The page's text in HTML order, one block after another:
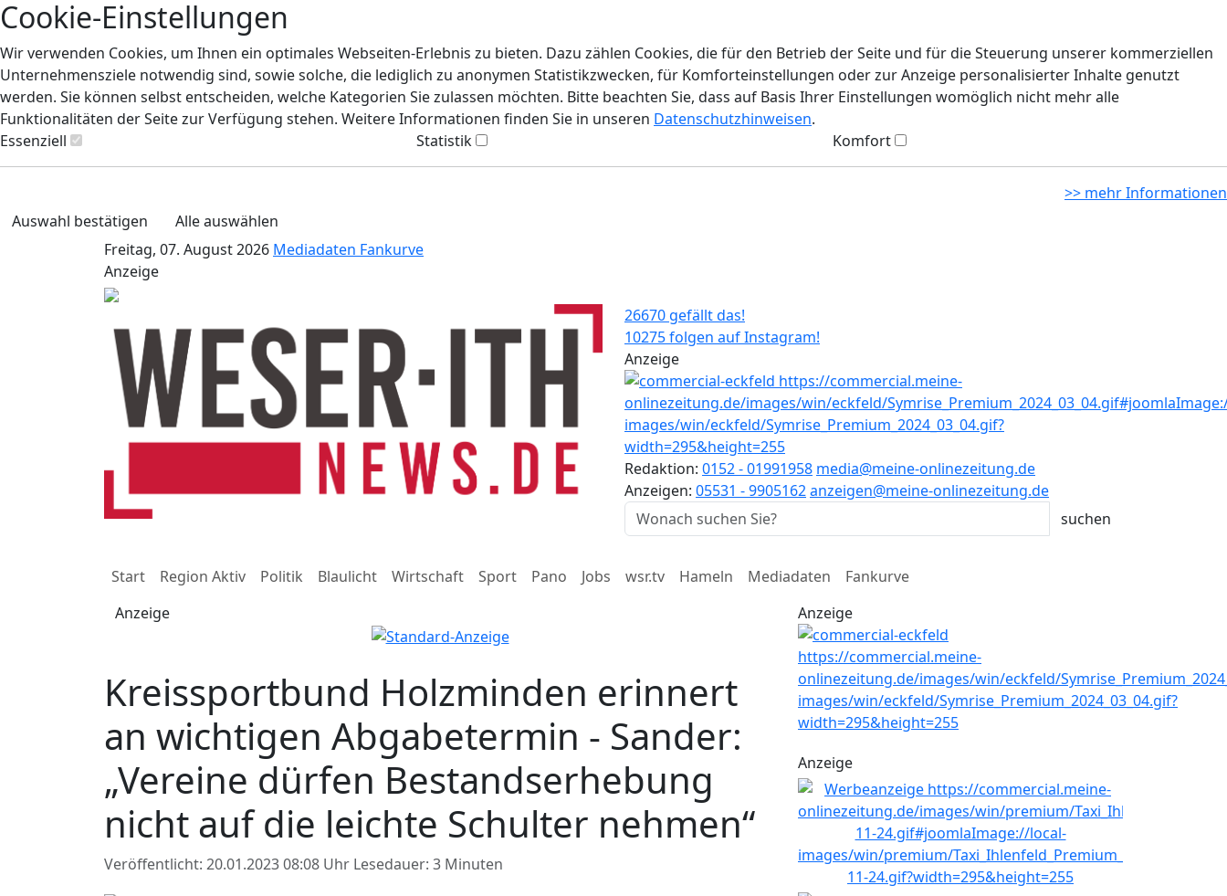
Cookie-Einstellungen
Wir verwenden Cookies, um Ihnen ein optimales Webseiten-Erlebnis zu bieten. Dazu zählen Cookies, die für den Betrieb der Seite und für die Steuerung unserer kommerziellen
Unternehmensziele notwendig sind, sowie solche, die lediglich zu anonymen Statistikzwecken, für Komforteinstellungen oder zur Anzeige personalisierter Inhalte genutzt
werden. Sie können selbst entscheiden, welche Kategorien Sie zulassen möchten. Bitte beachten Sie, dass auf Basis Ihrer Einstellungen womöglich nicht mehr alle
Funktionalitäten der Seite zur Verfügung stehen. Weitere Informationen finden Sie in unseren Datenschutzhinweisen.
Essenziell
Statistik Komfort
>> mehr Informationen
Auswahl bestätigen
Alle auswählen
Freitag, 07. August 2026 Mediadaten Fankurve
Anzeige
26670 gefällt das!
10275 folgen auf Instagram!
Anzeige
Redaktion: 0152 - 01991958 media@meine-onlinezeitung.de
Anzeigen: 05531 - 9905162anzeigen@meine-onlinezeitung.de
Start Region Aktiv Politik Blaulicht Wirtschaft Sport Pano Jobs wsr.tv Hameln Mediadaten
Fankurve
Anzeige
Kreissportbund Holzminden erinnert
an wichtigen Abgabetermin - Sander:
„Vereine dürfen Bestandserhebung
nicht auf die leichte Schulter nehmen“
Veröffentlicht: 20.01.2023 08:08 Uhr Lesedauer: 3 Minuten
Anzeige
Anzeige